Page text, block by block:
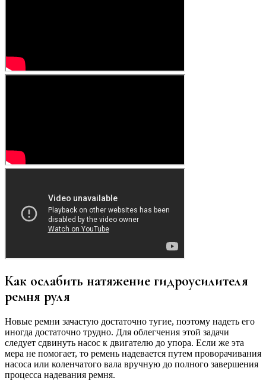
Как ослабить натяжение гидроусилителя
ремня руля
Новые ремни зачастую достаточно тугие, поэтому надеть его
иногда достаточно трудно. Для облегчения этой задачи
следует сдвинуть насос к двигателю до упора. Если же эта
мера не помогает, то ремень надевается путем проворачивания
насоса или коленчатого вала вручную до полного завершения
процесса надевания ремня.